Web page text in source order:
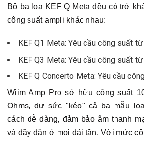
Bộ ba loa KEF Q Meta đều có trở
công suất ampli khác nhau:
KEF Q1 Meta: Yêu cầu công suất
KEF Q3 Meta: Yêu cầu công suất
KEF Q Concerto Meta: Yêu cầu
Wiim Amp Pro sở hữu công suất
Ohms, dư sức "kéo" cả ba mẫu
cách dễ dàng, đảm bảo âm thanh
và đầy đặn ở mọi dải tần. Với mức